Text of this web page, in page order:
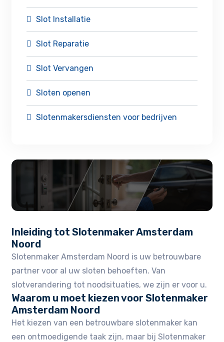
Slot Installatie
Slot Reparatie
Slot Vervangen
Sloten openen
Slotenmakersdiensten voor bedrijven
Inleiding tot Slotenmaker Amsterdam
Noord
Slotenmaker Amsterdam Noord is uw betrouwbare
partner voor al uw sloten behoeften.​ Van
slotverandering tot noodsituaties, we zijn er voor u.​
Waarom u moet kiezen voor Slotenmaker
Amsterdam Noord
Het kiezen van een betrouwbare slotenmaker kan
een ontmoedigende taak zijn, maar bij Slotenmaker